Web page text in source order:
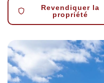
Revendiquer la
propriété